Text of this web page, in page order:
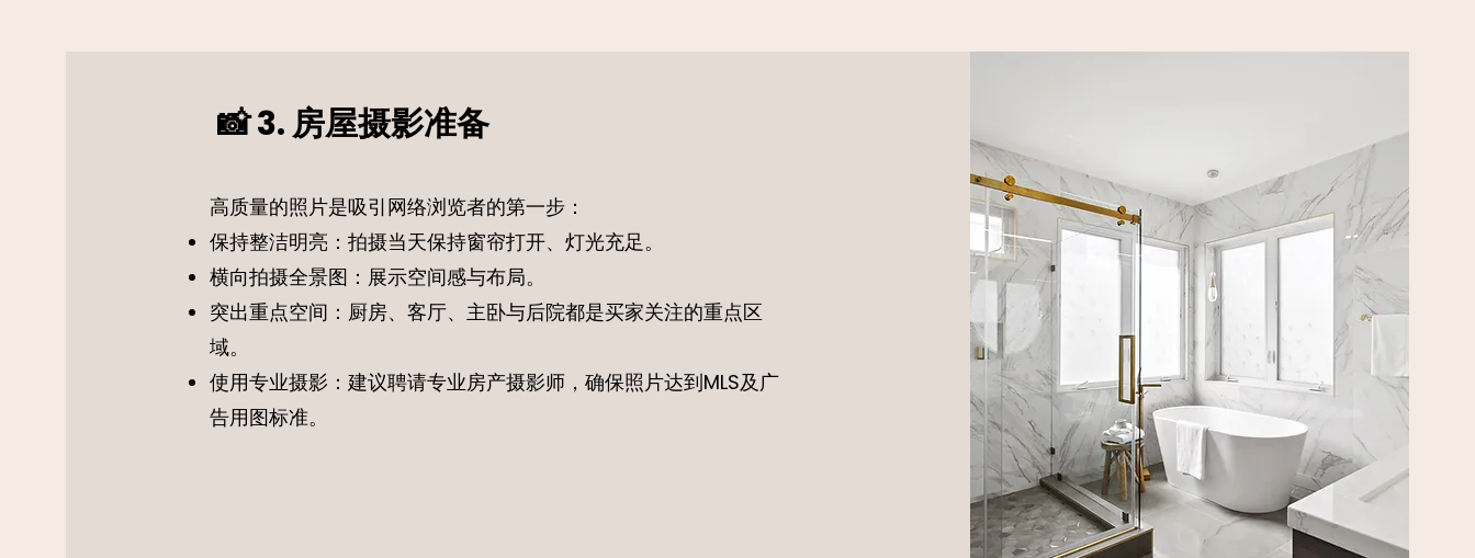
📸 3. 房屋摄影准备
高质量的照片是吸引网络浏览者的第一步：
保持整洁明亮：拍摄当天保持窗帘打开、灯光充足。
横向拍摄全景图：展示空间感与布局。
突出重点空间：厨房、客厅、主卧与后院都是买家关注的重点区
域。
使用专业摄影：建议聘请专业房产摄影师，确保照片达到MLS及广
告用图标准。